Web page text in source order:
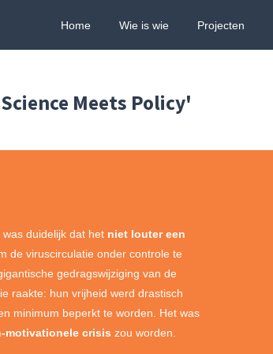
Home Wie is wie Projecten
Meets Policy'
duidelijk dat het niet louter een
de viruscirculatie onder controle te
gedragswijziging van de
raakte: hun vrijheid werd drastisch
minimum beperkt te worden. Het was
motivationele crisis zou worden.